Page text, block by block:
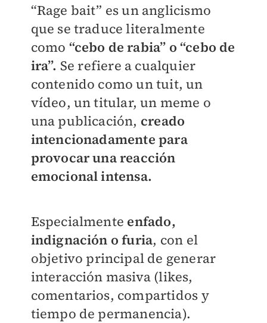
“Rage bait” es un anglicismo
que se traduce literalmente
como “cebo de rabia” o “cebo de
ira”. Se refiere a cualquier
contenido como un tuit, un
vídeo, un titular, un meme o
una publicación, creado
intencionadamente para
provocar una reacción
emocional intensa.
Especialmente enfado,
indignación o furia, con el
objetivo principal de generar
interacción masiva (likes,
comentarios, compartidos y
tiempo de permanencia).